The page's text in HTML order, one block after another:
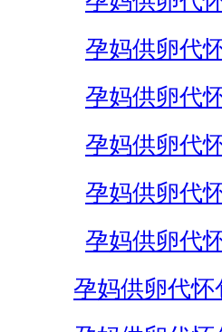
孕妈供卵代
孕妈供卵代
孕妈供卵代
孕妈供卵代
孕妈供卵代
孕妈供卵代怀